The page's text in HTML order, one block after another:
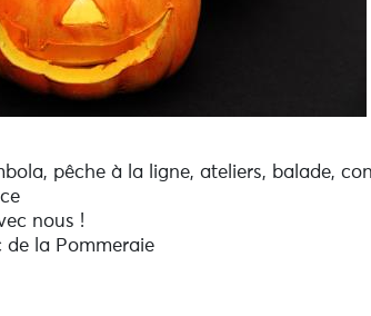
pêche à la ligne, ateliers, balade,
nous !
de la Pommeraie